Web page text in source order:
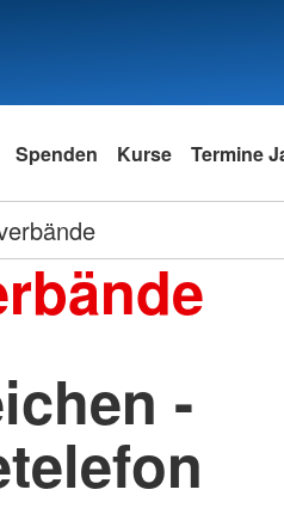
Spenden Kurse Termine
-